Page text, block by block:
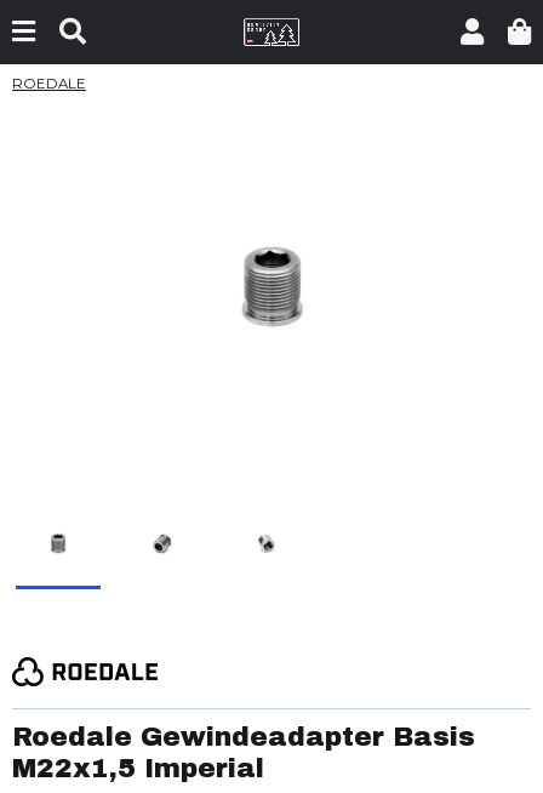
ROEDALE
Roedale Gewindeadapter Basis
M22x1,5 Imperial